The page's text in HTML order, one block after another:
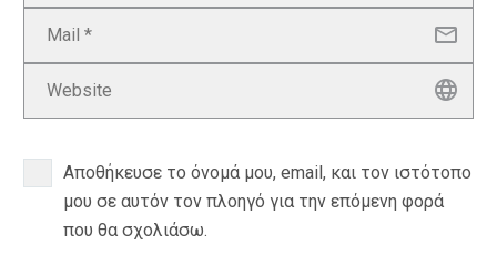
Αποθήκευσε το όνομά μου, email, και τον ιστότοπο
μου σε αυτόν τον πλοηγό για την επόμενη φορά
που θα σχολιάσω.